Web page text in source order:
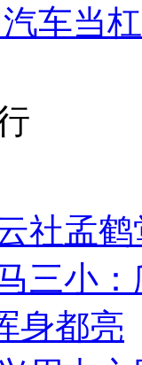
车当
社孟
三小
身都亮